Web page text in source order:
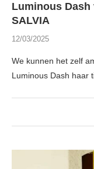
Luminous
SALVIA
12/03/2025
We kunnen het zelf
Luminous Dash haar